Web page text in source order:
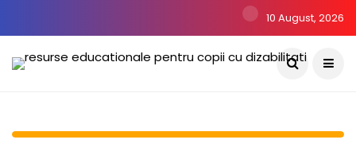
10 August, 2026